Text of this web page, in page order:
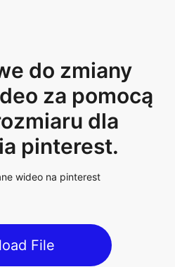
za pomocą
dla
pinterest.
wideo na pinterest